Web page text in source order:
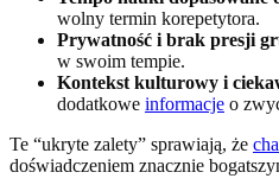
wolny termin korepetytora.
Prywatność i brak presji
w swoim tempie.
Kontekst kulturowy i
dodatkowe informacje o
Te “ukryte zalety” sprawiają, że
doświadczeniem znacznie